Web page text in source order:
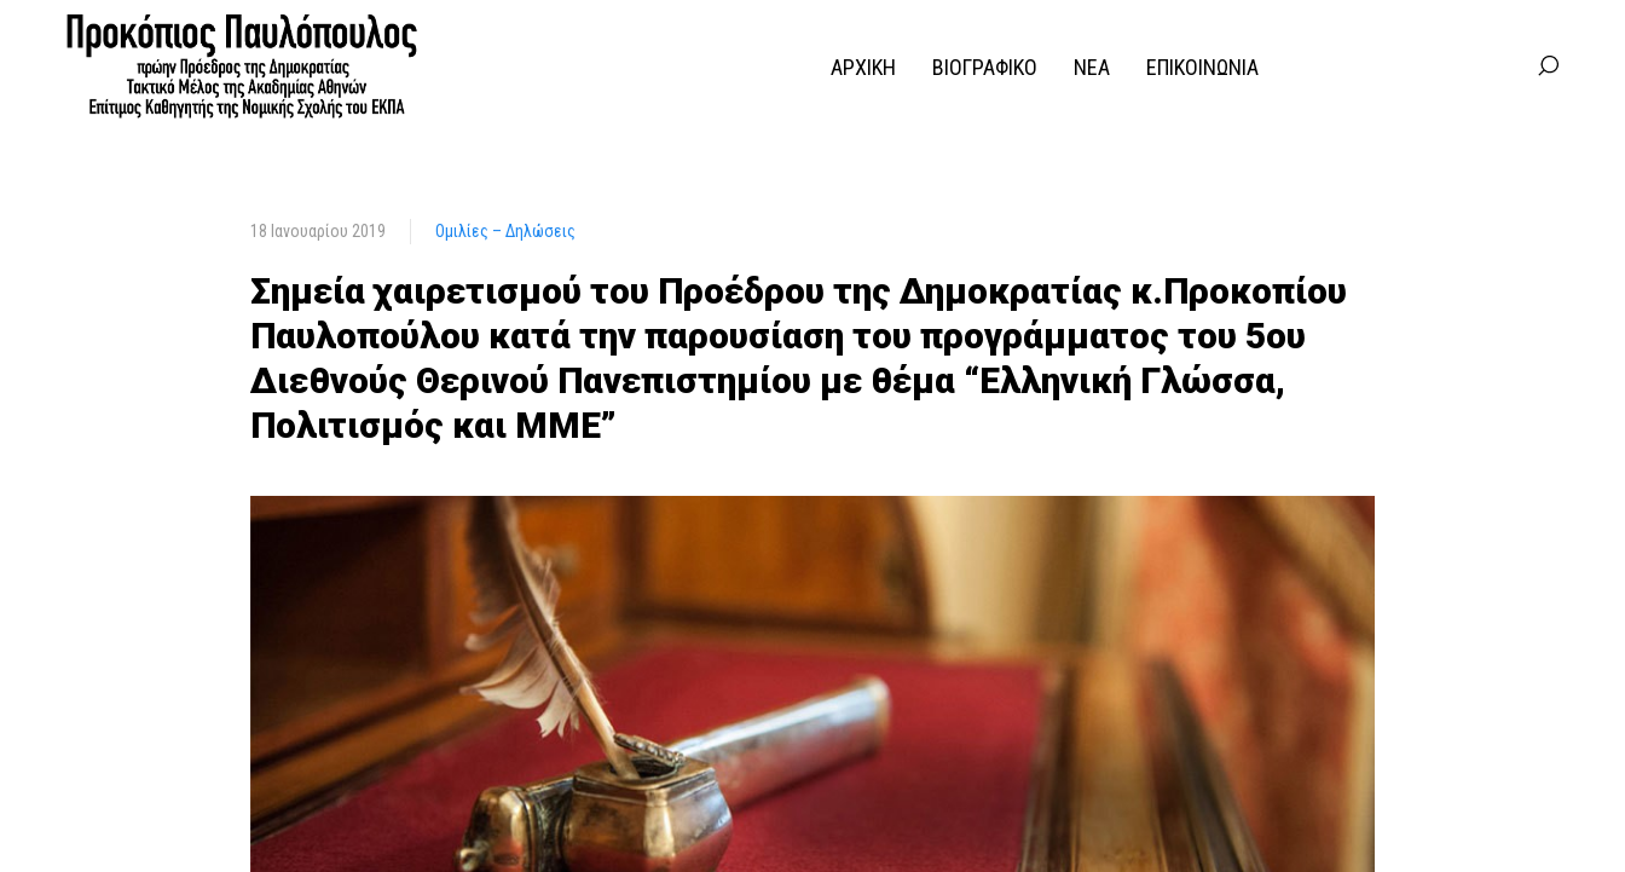
ΑΡΧΙΚΗ ΒΙΟΓΡΑΦΙΚΟ ΝΕΑ ΕΠΙΚΟΙΝΩΝΙΑ
18 Ιανουαρίου 2019 Ομιλίες – Δηλώσεις
Σημεία χαιρετισμού του Προέδρου της Δημοκρατίας κ.Προκοπίου
Παυλοπούλου κατά την παρουσίαση του προγράμματος του 5ου
Διεθνούς Θερινού Πανεπιστημίου με θέμα “Ελληνική Γλώσσα,
Πολιτισμός και ΜΜΕ”